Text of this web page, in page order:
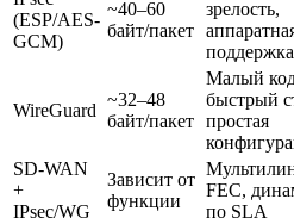
(ESP/AES-
GCM)
~40–60
байт/пакет
зрелость,
поддержка
WireGuard
~32–48
байт/пакет
Малый
быстрый
простая
SD-WAN
+
IPsec/WG
Зависит от
функции
FEC,
по SLA